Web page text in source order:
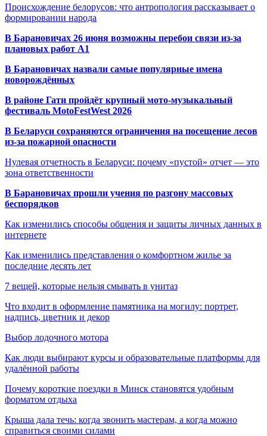
Происхождение белорусов: что антропология рассказывает о
формировании народа
В Барановичах 26 июня возможны перебои связи из-за
плановых работ A1
В Барановичах назвали самые популярные имена
новорождённых
В районе Гати пройдёт крупный мото-музыкальный
фестиваль MotoFestWest 2026
В Беларуси сохраняются ограничения на посещение лесов
из-за пожарной опасности
Нулевая отчетность в Беларуси: почему «пустой» отчет — это
зона ответственности
В Барановичах прошли учения по разгону массовых
беспорядков
Как изменились способы общения и защиты личных данных в
интернете
Как изменились представления о комфортном жилье за
последние десять лет
7 вещей, которые нельзя смывать в унитаз
Что входит в оформление памятника на могилу: портрет,
надпись, цветник и декор
Выбор лодочного мотора
Как люди выбирают курсы и образовательные платформы для
удалённой работы
Почему короткие поездки в Минск становятся удобным
форматом отдыха
Крыша дала течь: когда звонить мастерам, а когда можно
справиться своими силами